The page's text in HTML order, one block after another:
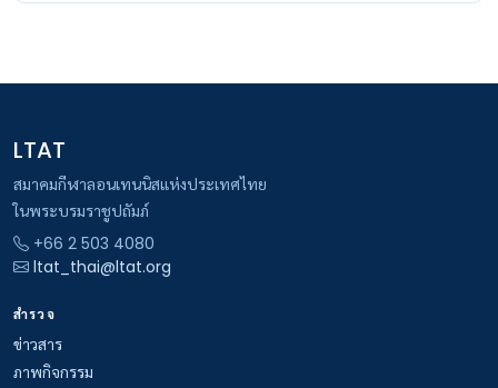
LTAT
สมาคมกีฬาลอนเทนนิสแห่งประเทศไทย
ในพระบรมราชูปถัมภ์
+66 2 503 4080
ltat_thai@ltat.org
สำรวจ
ข่าวสาร
ภาพกิจกรรม